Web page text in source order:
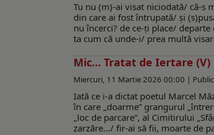
Tu nu (m)-ai visat niciodată/ că-s
din care ai fost întrupată/ şi
nu încerci? de ce-ţi place/
ta cum că unde-i/ prea multă
Mic... Tratat de Iertare (V)
Miercuri, 11 Martie 2026 00:00 |
Iată ce i-a dictat poetul Marcel
în care „doarme” grangurul
„loc de parcare”, al Cimitirului
zarzăre.../ fir-ai să fii, moarte de